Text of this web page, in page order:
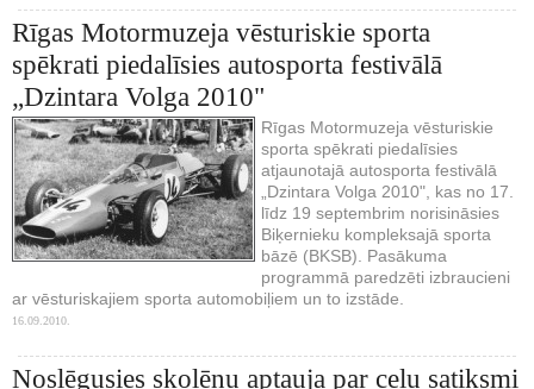
Rīgas Motormuzeja vēsturiskie sporta
spēkrati piedalīsies autosporta festivālā
„Dzintara Volga 2010"
Rīgas Motormuzeja vēsturiskie
sporta spēkrati piedalīsies
atjaunotajā autosporta festivālā
„Dzintara Volga 2010", kas no 17.
līdz 19 septembrim norisināsies
Biķernieku kompleksajā sporta
bāzē (BKSB). Pasākuma
programmā paredzēti izbraucieni
ar vēsturiskajiem sporta automobiļiem un to izstāde.
16.09.2010.
Noslēgusies skolēnu aptauja par ceļu satiksmi